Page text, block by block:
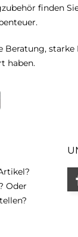
finden
Beratung,
haben.
Oder